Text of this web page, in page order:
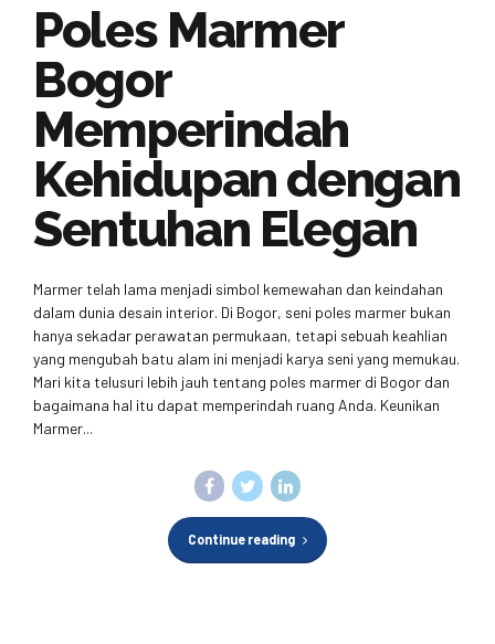
Poles Marmer
Bogor
Memperindah
Kehidupan dengan
Sentuhan Elegan
Marmer telah lama menjadi simbol kemewahan dan keindahan
dalam dunia desain interior. Di Bogor, seni poles marmer bukan
hanya sekadar perawatan permukaan, tetapi sebuah keahlian
yang mengubah batu alam ini menjadi karya seni yang memukau.
Mari kita telusuri lebih jauh tentang poles marmer di Bogor dan
bagaimana hal itu dapat memperindah ruang Anda. Keunikan
Marmer...
Continue reading